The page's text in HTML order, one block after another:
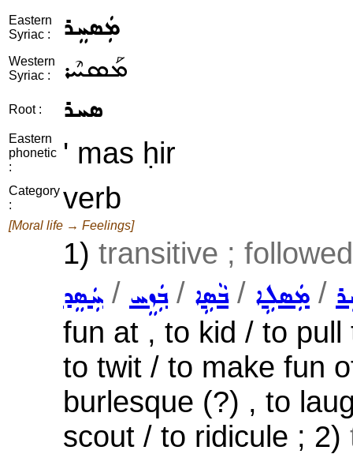
Eastern
Syriac :
ܡܲܣܚܸܪ
Western
Syriac :
ܡܰܣܚܶܪ
Root : ܣܚܪ
Eastern
phonetic
:
' mas ḥir
Category
:
verb
[Moral life → Feelings]
1) transitive ;
ܚܲܣܸܕ / ܒܲܙܸܚ/ ܒܵܣܹܐ/ ܡܲܣܠܹܐ /
fun at , to kid / to
to twit / to make fun
burlesque (?) , to
scout / to ridicule ; 2)